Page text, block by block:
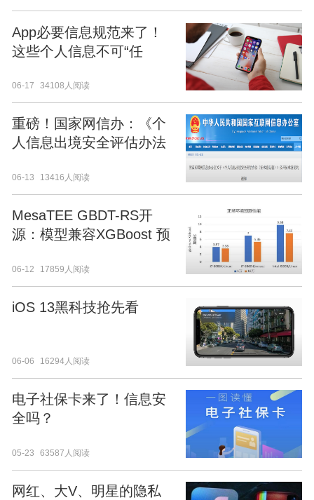
App必要信息规范来了！
这些个人信息不可“任
06-17 34108人阅读
重磅！国家网信办：《个
人信息出境安全评估办法
06-13 13416人阅读
MesaTEE GBDT-RS开
源：模型兼容XGBoost 预
06-12 17859人阅读
iOS 13黑科技抢先看
06-06 16294人阅读
电子社保卡来了！信息安
全吗？
05-23 63587人阅读
网红、大V、明星的隐私